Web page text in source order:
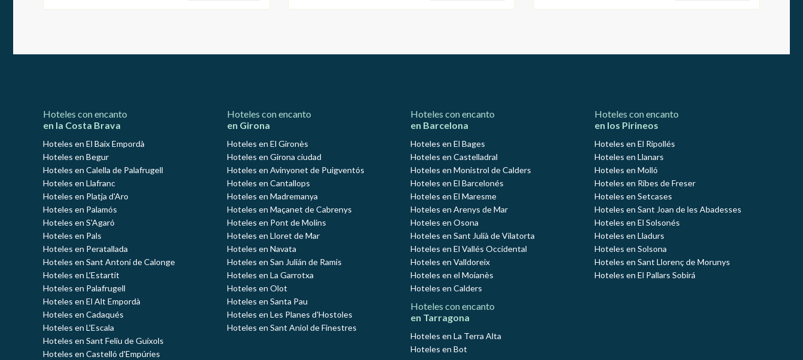
Hoteles con encanto
en la Costa Brava
Hoteles en El Baix Empordà
Hoteles en Begur
Hoteles en Calella de Palafrugell
Hoteles en Llafranc
Hoteles en Platja d'Aro
Hoteles en Palamós
Hoteles en S'Agaró
Hoteles en Pals
Hoteles en Peratallada
Hoteles en Sant Antoni de Calonge
Hoteles en L'Estartit
Hoteles en Palafrugell
Hoteles en El Alt Empordà
Hoteles en Cadaqués
Hoteles en L'Escala
Hoteles en Sant Feliu de Guíxols
Hoteles en Castelló d'Empúries
Hoteles con encanto
en Girona
Hoteles en El Gironès
Hoteles en Girona ciudad
Hoteles en Avinyonet de Puigventós
Hoteles en Cantallops
Hoteles en Madremanya
Hoteles en Maçanet de Cabrenys
Hoteles en Pont de Molins
Hoteles en Lloret de Mar
Hoteles en Navata
Hoteles en San Julián de Ramis
Hoteles en La Garrotxa
Hoteles en Olot
Hoteles en Santa Pau
Hoteles en Les Planes d'Hostoles
Hoteles en Sant Aniol de Finestres
Hoteles con encanto
en Barcelona
Hoteles en El Bages
Hoteles en Castelladral
Hoteles en Monistrol de Calders
Hoteles en El Barcelonés
Hoteles en El Maresme
Hoteles en Arenys de Mar
Hoteles en Osona
Hoteles en Sant Julià de Vilatorta
Hoteles en El Vallés Occidental
Hoteles en Valldoreix
Hoteles en el Moianès
Hoteles en Calders
Hoteles con encanto
en Tarragona
Hoteles en La Terra Alta
Hoteles en Bot
Hoteles con encanto
en los Pirineos
Hoteles en El Ripollés
Hoteles en Llanars
Hoteles en Molló
Hoteles en Ribes de Freser
Hoteles en Setcases
Hoteles en Sant Joan de les Abadesses
Hoteles en El Solsonés
Hoteles en Lladurs
Hoteles en Solsona
Hoteles en Sant Llorenç de Morunys
Hoteles en El Pallars Sobirá